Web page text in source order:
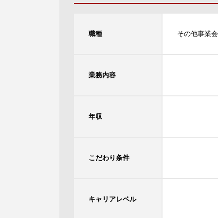
職種 その他事業
業務内容
年収
こだわり条件
キャリアレベル